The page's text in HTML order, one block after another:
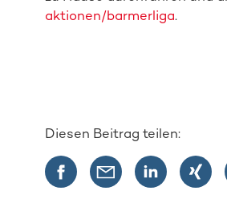
aktionen/barmerliga.
Diesen Beitrag teilen: